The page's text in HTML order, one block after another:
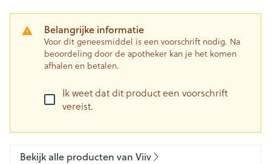
Belangrijke informatie
Voor dit geneesmiddel is een voorschrift nodig. Na
beoordeling door de apotheker kan je het komen
afhalen en betalen.
Ik weet dat dit product een voorschrift
vereist.
Bekijk alle producten van Viiv